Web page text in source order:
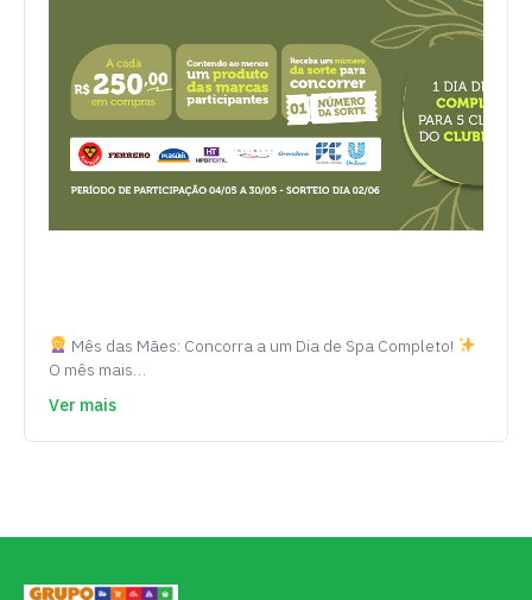
Mês das Mães: Concorra a um Dia de Spa Completo!
O mês mais…
Ver mais